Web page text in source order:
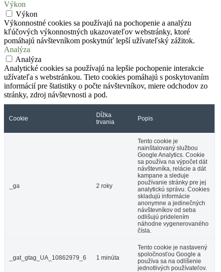
Výkon
Výkon
Výkonnostné cookies sa používajú na pochopenie a analýzu
kľúčových výkonnostných ukazovateľov webstránky, ktoré
pomáhajú návštevníkom poskytnúť lepší užívateľský zážitok.
Analýza
Analýza
Analytické cookies sa používajú na lepšie pochopenie interakcie
užívateľa s webstránkou. Tieto cookies pomáhajú s poskytovaním
informácií pre štatistiky o počte návštevníkov, miere odchodov zo
stránky, zdroj návštevnosti a pod.
Cookie
Dĺžka
trvania
Popis
_ga 2 roky
Tento cookie je
nainštalovaný službou
Google Analytics. Cookie
sa používa na výpočet dát
návštevníka, relácie a dát
kampane a sleduje
používanie stránky pre jej
analytickú správu. Cookies
skladujú informácie
anonymne a jedinečných
návštevníkov od seba
odlišujú pridelením
náhodne vygenerovaného
čísla.
_gat_gtag_UA_10862979_6 1 minúta
Tento cookie je nastavený
spoločnosťou Google a
používa sa na odlíšenie
jednotlivých používateľov.